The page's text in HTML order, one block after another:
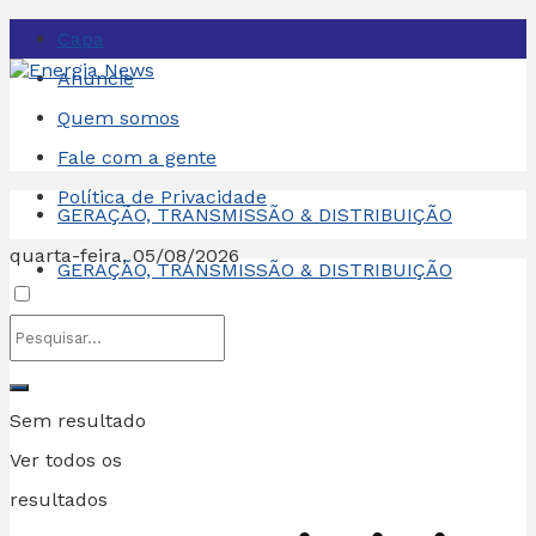
Capa
Anuncie
Quem somos
Fale com a gente
Política de Privacidade
quarta-feira, 05/08/2026
Sem resultado
Ver todos os
resultados
GERAÇÃO, TRANSMISSÃO & DISTRIBUIÇÃO
GERAÇÃO, TRANSMISSÃO & DISTRIBUIÇÃO